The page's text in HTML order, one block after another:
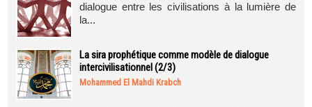
dialogue entre les civilisations à la lumière de
la...
La sira prophétique comme modèle de dialogue
intercivilisationnel (2/3)
Mohammed El Mahdi Krabch